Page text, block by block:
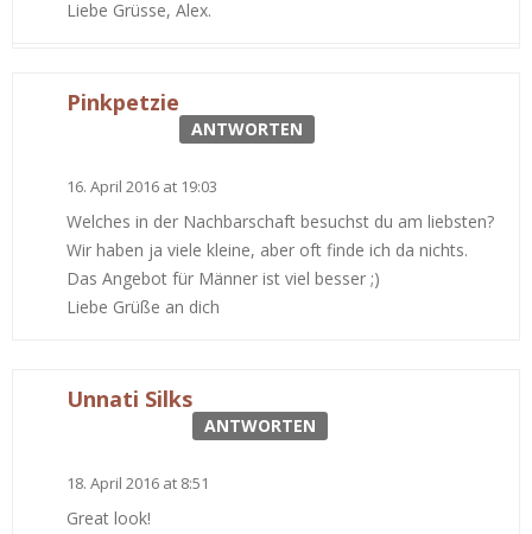
Liebe Grüsse, Alex.
Pinkpetzie
ANTWORTEN
16. April 2016 at 19:03
Welches in der Nachbarschaft besuchst du am liebsten?
Wir haben ja viele kleine, aber oft finde ich da nichts.
Das Angebot für Männer ist viel besser ;)
Liebe Grüße an dich
Unnati Silks
ANTWORTEN
18. April 2016 at 8:51
Great look!